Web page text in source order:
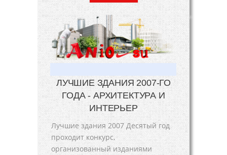
ЛУЧШИЕ ЗДАНИЯ 2007-ГО
ГОДА - АРХИТЕКТУРА И
ИНТЕРЬЕР
Лучшие здания 2007 Десятый год
проходит конкурс,
организованный изданиями